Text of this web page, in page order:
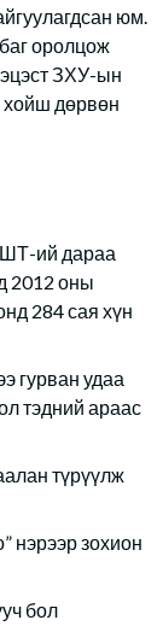
юм.
оролцож
ЗХУ-ын
хойш дөрвөн
ий дараа
2012 оны
284 сая хүн
гурван удаа
тэдний араас
түрүүлж
нэрээр зохион
бол